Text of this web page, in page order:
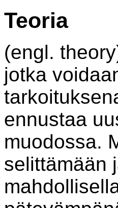
Teoria
(engl.
jotka
ennustaa
muodossa.
selittämään